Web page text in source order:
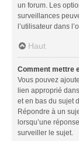
un forum. Les
surveillances
l’utilisateur dans
Haut
Comment mettre
Vous pouvez
lien approprié
et en bas du sujet
Répondre à un
lorsqu’une
surveiller le sujet.